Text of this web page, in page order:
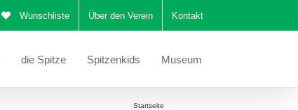
Wunschliste Über den Verein Kontakt
die Spitze Spitzenkids Museum
Startseite